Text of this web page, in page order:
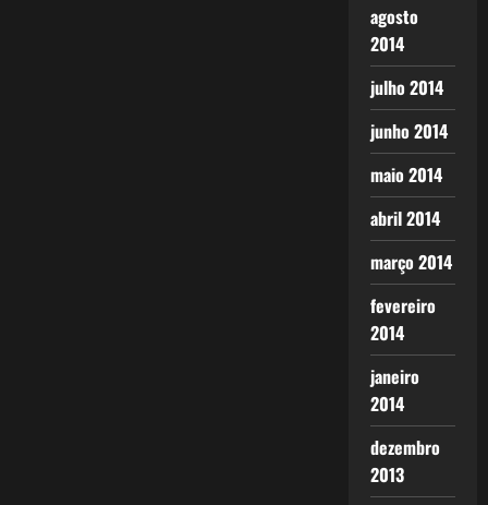
agosto
2014
julho 2014
junho 2014
maio 2014
abril 2014
março 2014
fevereiro
2014
janeiro
2014
dezembro
2013